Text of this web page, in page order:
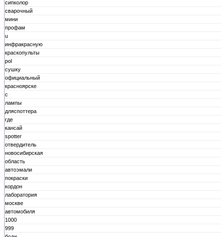
сипколор
сварочный
мини
профам
u
инфракрасную
краскопульты
pol
сушку
официальный
красноярске
с
лампы
дляспоттера
где
кансай
spotter
отвердитель
новосибирская
область
автоэмали
покраски
кордон
лаборатория
москве
автомобиля
1000
999